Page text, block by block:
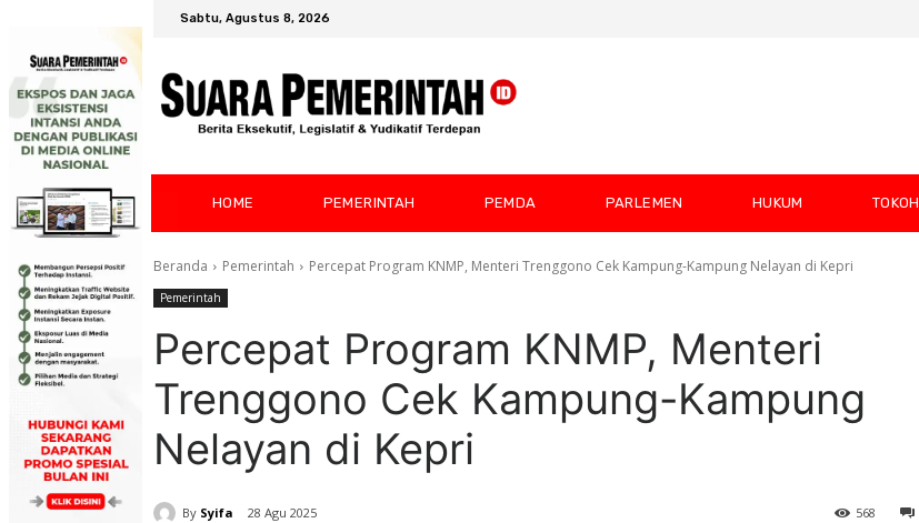
Sabtu, Agustus 8, 2026
HOME PEMERINTAH PEMDA PARLEMEN HUKUM TOKOH
Beranda Pemerintah Percepat Program KNMP, Menteri Trenggono Cek Kampung-Kampung Nelayan di Kepri
Pemerintah
Percepat Program KNMP, Menteri
Trenggono Cek Kampung-Kampung
Nelayan di Kepri
By Syifa 28 Agu 2025 568